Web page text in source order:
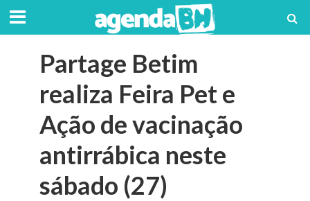
Partage Betim
realiza Feira Pet e
Ação de vacinação
antirrábica neste
sábado (27)